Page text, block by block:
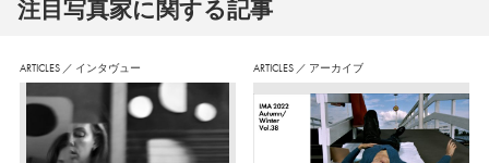
注⽬写真家に関する記事
ARTICLES ／ インタヴュー ARTICLES ／ アーカイブ